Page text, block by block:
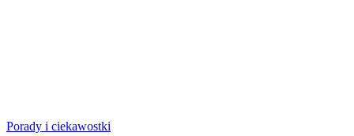
Porady i ciekawostki